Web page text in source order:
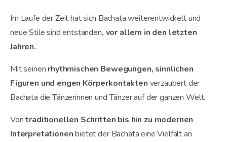
Im Laufe der Zeit hat sich Bachata weiterentwickelt und
neue Stile sind entstanden, vor allem in den letzten
Jahren.
Mit seinen rhythmischen Bewegungen, sinnlichen
Figuren und engen Körperkontakten verzaubert der
Bachata die Tänzerinnen und Tänzer auf der ganzen Welt.
Vontraditionellen Schritten bis hin zu modernen
Interpretationenbietet der Bachata eine Vielfalt an